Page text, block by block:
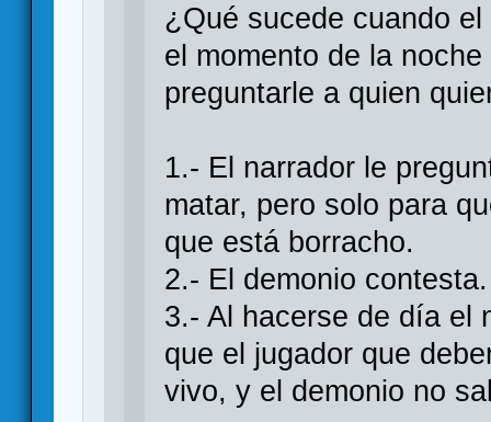
¿Qué sucede cuando
el momento de la
preguntarle a quien
1.- El narrador le
matar, pero solo para
que está borracho.
2.- El demonio contesta.
3.- Al hacerse de día el
que el jugador que
vivo, y el demonio no